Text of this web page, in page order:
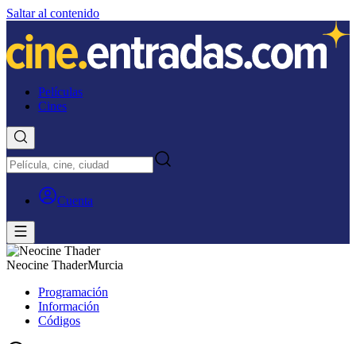
Saltar al contenido
Películas
Cines
Cuenta
Neocine ThaderMurcia
Programación
Información
Códigos